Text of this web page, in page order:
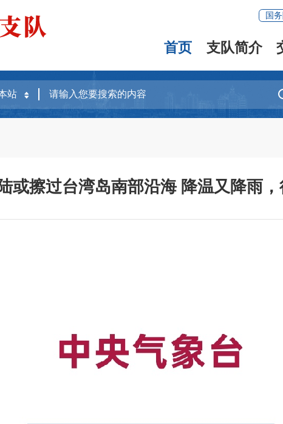
国
首页 支队简介
或擦过台湾岛南部沿海 降温又降雨